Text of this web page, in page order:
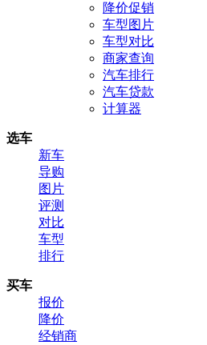
降价促销
车型图片
车型对比
商家查询
汽车排行
汽车贷款
计算器
选车
新车
导购
图片
评测
对比
车型
排行
买车
报价
降价
经销商